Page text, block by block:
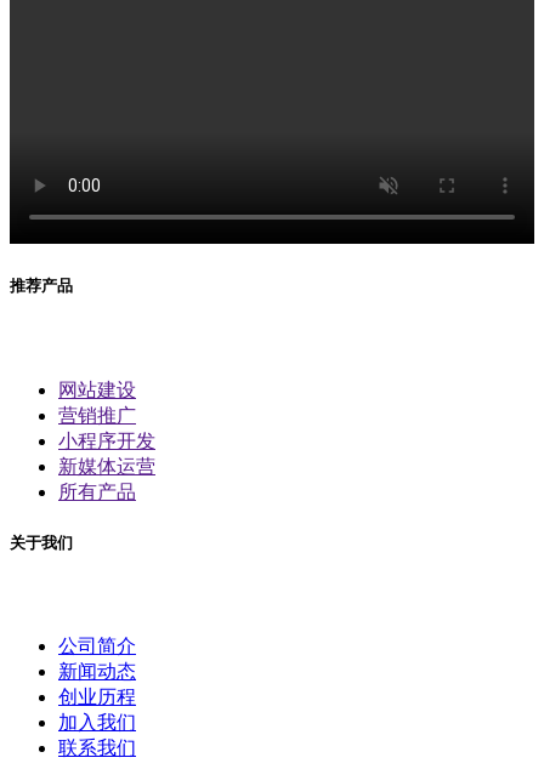
推荐产品
网站建设
营销推广
小程序开发
新媒体运营
所有产品
关于我们
公司简介
新闻动态
创业历程
加入我们
联系我们